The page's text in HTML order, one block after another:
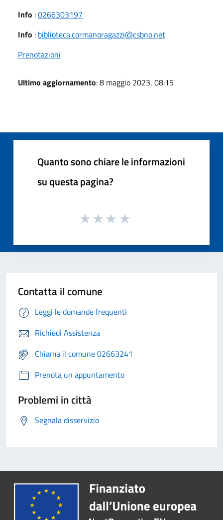
Info :0266303197
Info : biblioteca.cormanoragazzi@csbno.net
Prenotazioni
Ultimo aggiornamento: 8 maggio 2023, 08:15
Quanto sono chiare le informazioni
su questa pagina?
Contatta il comune
Leggi le domande frequenti
Richiedi Assistenza
Chiama il comune 02663241
Prenota un appuntamento
Problemi in città
Segnala disservizio